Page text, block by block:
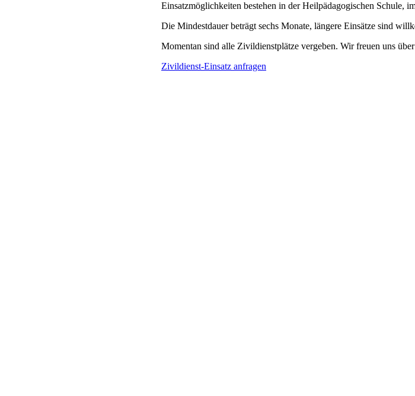
Einsatzmöglichkeiten bestehen in der Heilpädagogischen Schule,
Die Mindestdauer beträgt sechs Monate, längere Einsätze sind
Momentan sind alle Zivildienstplätze vergeben. Wir freuen uns
Zivildienst-Einsatz anfragen